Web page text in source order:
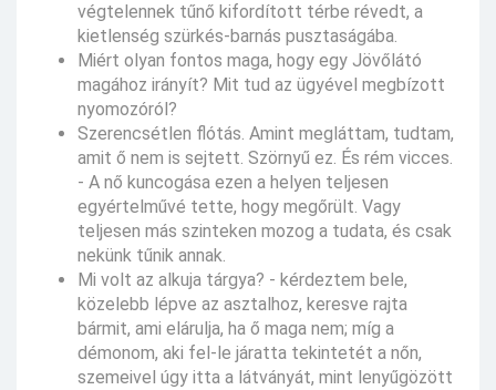
végtelennek tűnő kifordított térbe révedt, a
kietlenség szürkés-barnás pusztaságába.
Miért olyan fontos maga, hogy egy Jövőlátó
magához irányít? Mit tud az ügyével megbízott
nyomozóról?
Szerencsétlen flótás. Amint megláttam, tudtam,
amit ő nem is sejtett. Szörnyű ez. És rém vicces.
- A nő kuncogása ezen a helyen teljesen
egyértelművé tette, hogy megőrült. Vagy
teljesen más szinteken mozog a tudata, és csak
nekünk tűnik annak.
Mi volt az alkuja tárgya? - kérdeztem bele,
közelebb lépve az asztalhoz, keresve rajta
bármit, ami elárulja, ha ő maga nem; míg a
démonom, aki fel-le járatta tekintetét a nőn,
szemeivel úgy itta a látványát, mint lenyűgözött